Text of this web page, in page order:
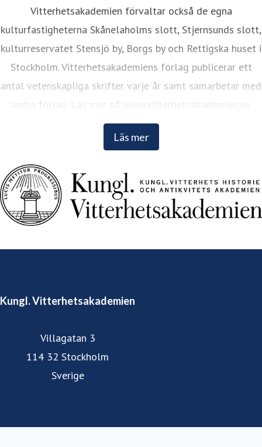
Läs mer
Vitterhetsakademien förvaltar också de egna
kulturfastigheterna Skånelaholms slott, Stjernsunds slott,
kulturreservatet Stensjö by, Borgs by och Rettigska huset i
Stockholm. Vitterhetsakademiens förlag publicerar ett
antal vetenskapliga skrifter varje år samt samarbetar med
andra förlag. Läs mer på www.vitterhetsakademien.se.
Kungl. Vitterhetsakademien
Villagatan 3
114 32 Stockholm
Sverige